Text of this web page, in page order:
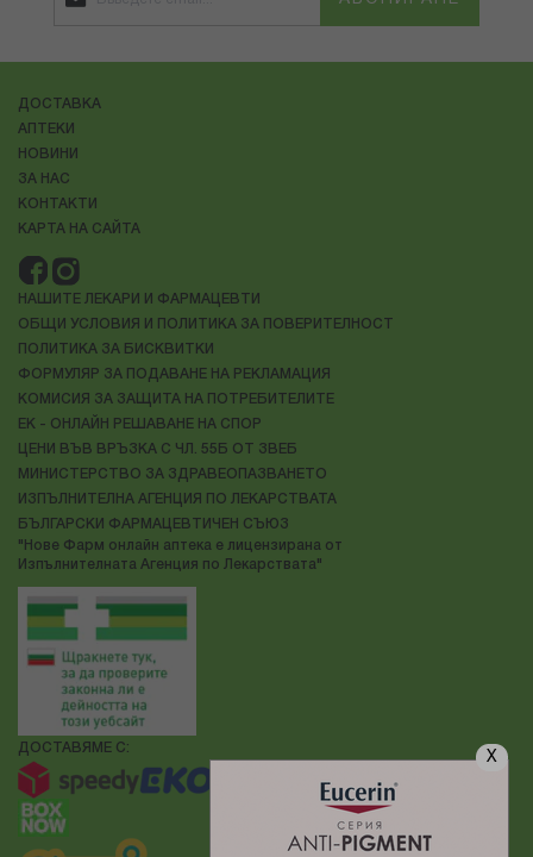
X
ДОСТАВКА
АПТЕКИ
НОВИНИ
ЗА НАС
КОНТАКТИ
КАРТА НА САЙТА
НАШИТЕ ЛЕКАРИ И ФАРМАЦЕВТИ
ОБЩИ УСЛОВИЯ И ПОЛИТИКА ЗА ПОВЕРИТЕЛНОСТ
ПОЛИТИКА ЗА БИСКВИТКИ
ФОРМУЛЯР ЗА ПОДАВАНЕ НА РЕКЛАМАЦИЯ
КОМИСИЯ ЗА ЗАЩИТА НА ПОТРЕБИТЕЛИТЕ
ЕК - ОНЛАЙН РЕШАВАНЕ НА СПОР
ЦЕНИ ВЪВ ВРЪЗКА С ЧЛ. 55Б ОТ ЗВЕБ
МИНИСТЕРСТВО ЗА ЗДРАВЕОПАЗВАНЕТО
ИЗПЪЛНИТЕЛНА АГЕНЦИЯ ПО ЛЕКАРСТВАТА
БЪЛГАРСКИ ФАРМАЦЕВТИЧЕН СЪЮЗ
"Нове Фарм онлайн аптека е лицензирана от
Изпълнителната Агенция по Лекарствата"
ДОСТАВЯМЕ С: